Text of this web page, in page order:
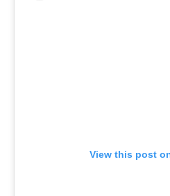
View this post